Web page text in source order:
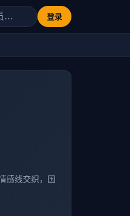
登录
感线交织，国